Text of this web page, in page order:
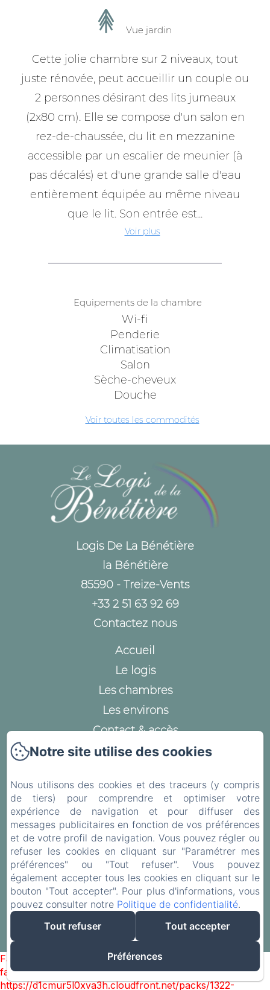
Vue jardin
Cette jolie chambre sur 2 niveaux, tout
juste rénovée, peut accueillir un couple ou
2 personnes désirant des lits jumeaux
(2x80 cm). Elle se compose d'un salon en
rez-de-chaussée, du lit en mezzanine
accessible par un escalier de meunier (à
pas décalés) et d'une grande salle d'eau
entièrement équipée au même niveau
que le lit. Son entrée est...
Voir plus
Equipements de la chambre
Wi-fi
Penderie
Climatisation
Salon
Sèche-cheveux
Douche
Voir toutes les commodités
Logis De La Bénétière
la Bénétière
85590 - Treize-Vents
+33 2 51 63 92 69
Contactez nous
Accueil
Le logis
Les chambres
Les environs
Contact & accès
Mentions légales
Informations légales
Informations sur les cookies
EN FR
Créé par Amenitiz
Conditions Générales de Vente
Failed to load BookingEngine/index: Loading chunk 1322
failed. (missing:
https://d1cmur5l0xva3h.cloudfront.net/packs/1322-
Notre site utilise des cookies
Nous utilisons des cookies et des traceurs (y compris
de tiers) pour comprendre et optimiser votre
expérience de navigation et pour diffuser des
messages publicitaires en fonction de vos préférences
et de votre profil de navigation. Vous pouvez régler ou
refuser les cookies en cliquant sur "Paramétrer mes
préférences" ou "Tout refuser". Vous pouvez
également accepter tous les cookies en cliquant sur le
bouton "Tout accepter". Pour plus d'informations, vous
pouvez consulter notre Politique de confidentialité.
Tout refuser
Tout accepter
Préférences